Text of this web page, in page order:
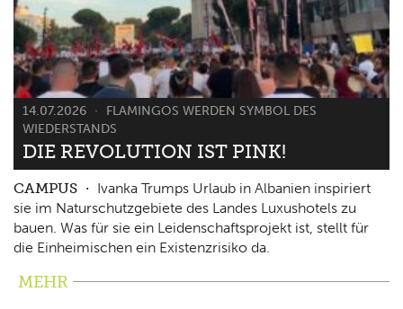
14.07.2026
FLAMINGOS WERDEN SYMBOL DES
WIEDERSTANDS
DIE REVOLUTION IST PINK!
CAMPUS
Ivanka Trumps Urlaub in Albanien inspiriert
sie im Naturschutzgebiete des Landes Luxushotels zu
bauen. Was für sie ein Leidenschaftsprojekt ist, stellt für
die Einheimischen ein Existenzrisiko da.
MEHR